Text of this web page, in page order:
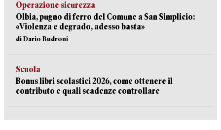
Operazione sicurezza
Olbia, pugno di ferro del Comune a San Simplicio:
«Violenza e degrado, adesso basta»
di Dario Budroni
Scuola
Bonus libri scolastici 2026, come ottenere il
contributo e quali scadenze controllare